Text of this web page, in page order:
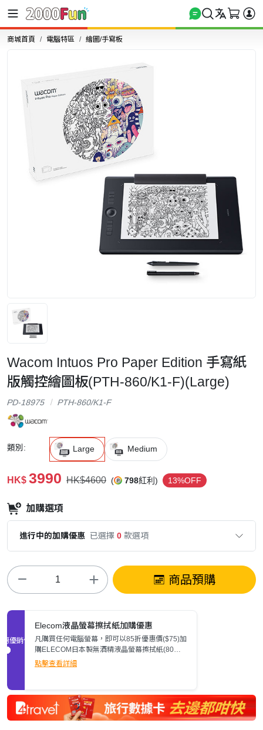
商城首頁 電腦特區 繪圖/手寫板
Wacom Intuos Pro Paper Edition 手寫紙
版觸控繪圖板(PTH-860/K1-F)(Large)
PD-18975 PTH-860/K1-F
類別: Large Medium
HK$ 3990 HK$4600 ( 798紅利) 13%OFF
加購選項
進行中的加購優惠 已選擇 0 款選項
商品預購
促銷優惠
Elecom液晶螢幕擦拭紙加購優惠
凡購買任何電腦螢幕，即可以85折優惠價($75)加
購ELECOM日本製無酒精液晶螢幕擦拭紙(80
張)。
點擊查看詳細